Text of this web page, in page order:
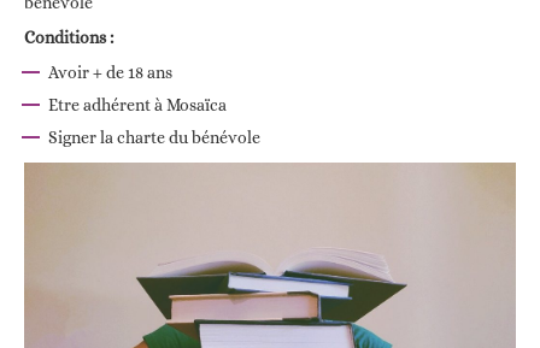
Conditions :
Avoir + de 18 ans
Etre adhérent à Mosaïca
Signer la charte du bénévole